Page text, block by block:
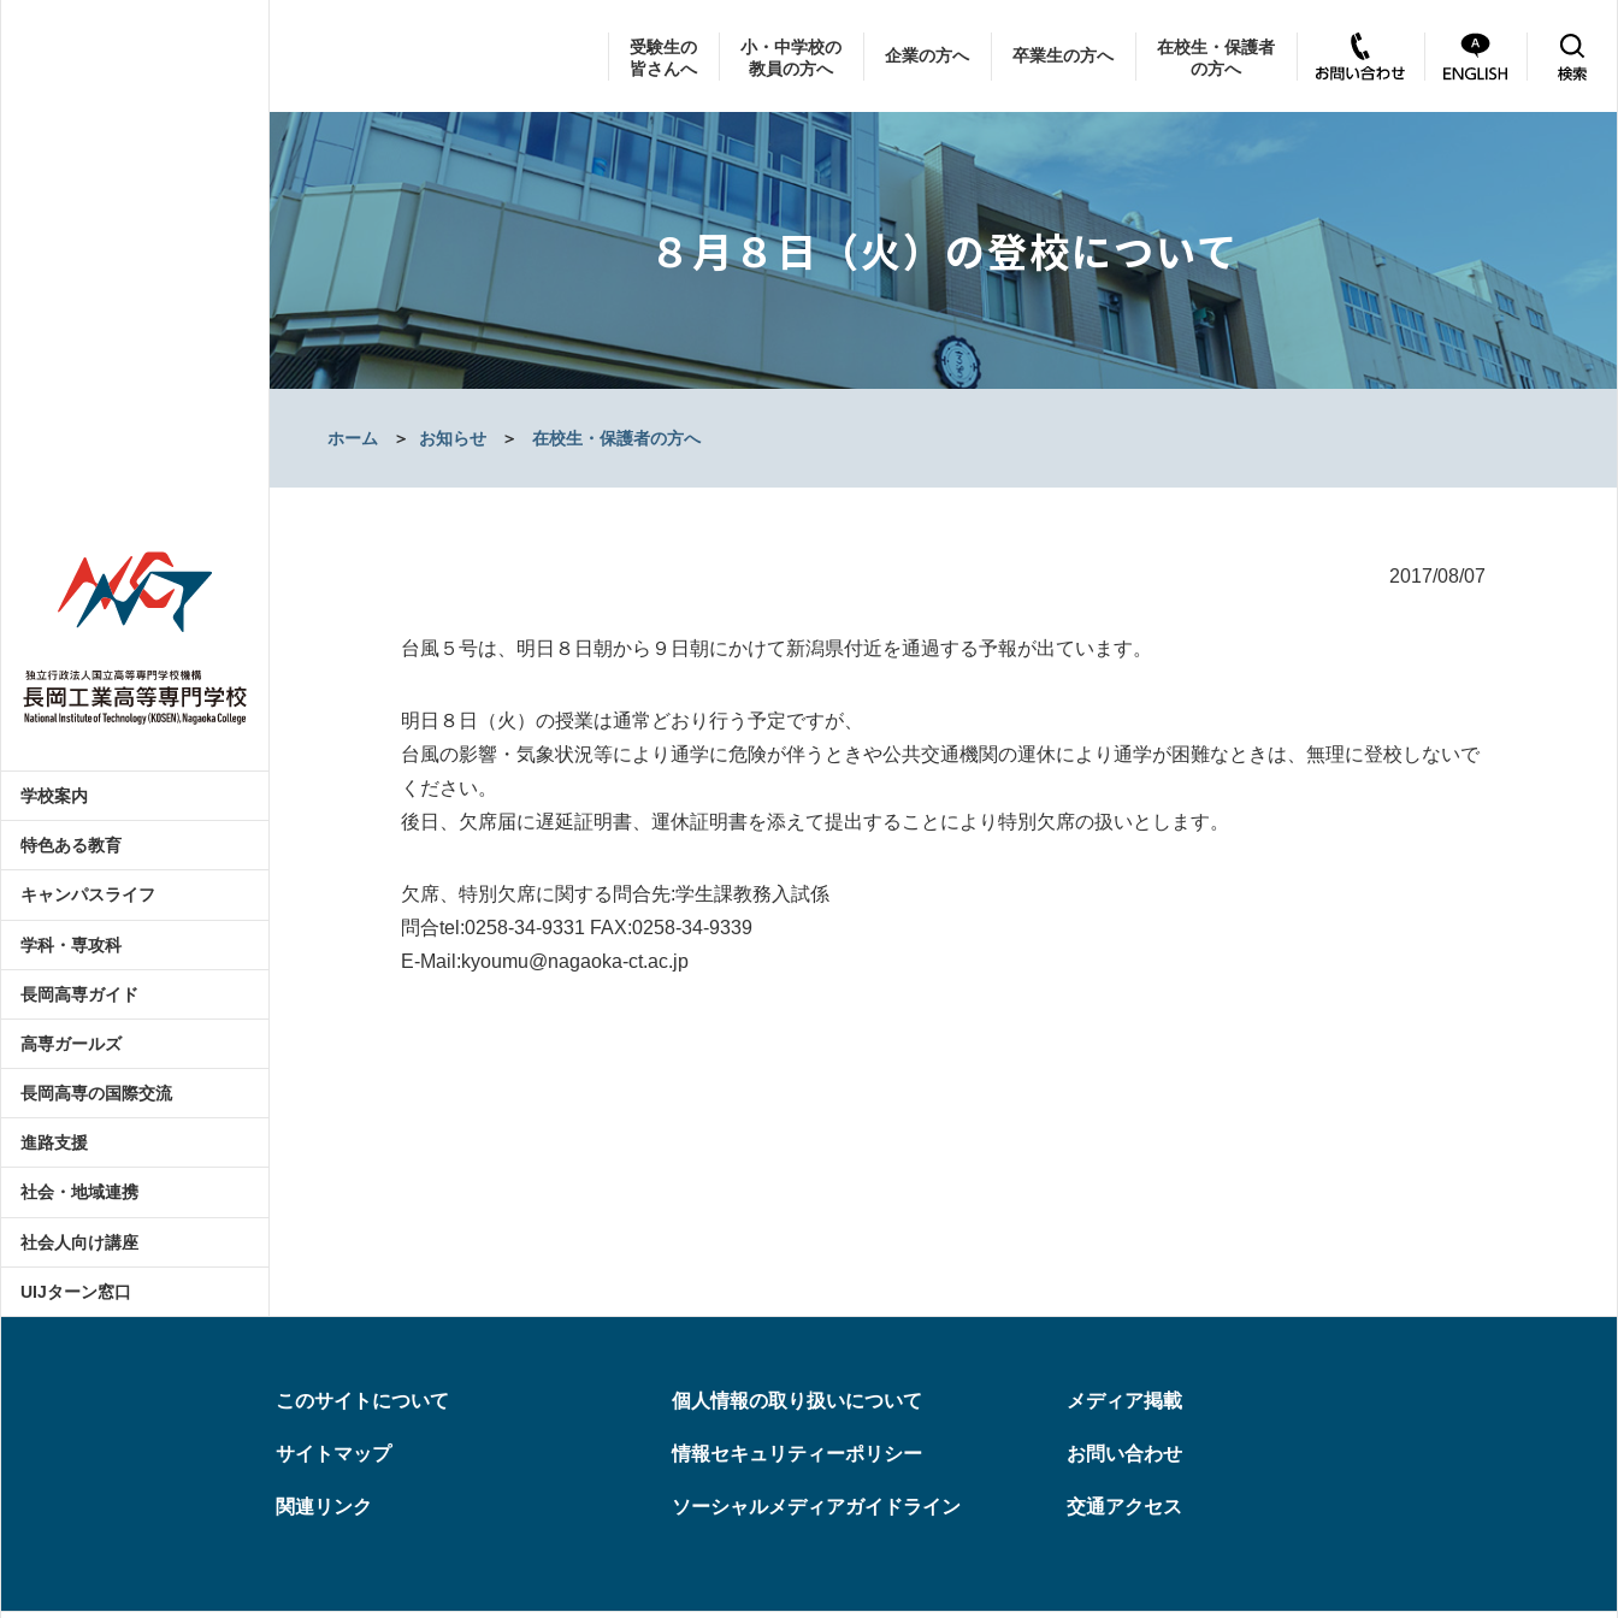
受験生の
皆さんへ
小・中学校の
教員の方へ
企業の方へ 卒業生の方へ
在校生・保護者
の方へ
学校案内
特色ある教育
キャンパスライフ
学科・専攻科
長岡高専ガイド
高専ガールズ
長岡高専の国際交流
進路支援
社会・地域連携
社会人向け講座
UIJターン窓口
８月８日（火）の登校について
ホーム ＞ お知らせ ＞ 在校生・保護者の方へ
2017/08/07
台風５号は、明日８日朝から９日朝にかけて新潟県付近を通過する予報が出ています。
明日８日（火）の授業は通常どおり行う予定ですが、
台風の影響・気象状況等により通学に危険が伴うときや公共交通機関の運休により通学が困難なときは、無理に登校しないで
ください。
後日、欠席届に遅延証明書、運休証明書を添えて提出することにより特別欠席の扱いとします。
欠席、特別欠席に関する問合先:学生課教務入試係
問合tel:0258-34-9331 FAX:0258-34-9339
E-Mail:kyoumu@nagaoka-ct.ac.jp
このサイトについて
サイトマップ
関連リンク
個人情報の取り扱いについて
情報セキュリティーポリシー
ソーシャルメディアガイドライン
メディア掲載
お問い合わせ
交通アクセス